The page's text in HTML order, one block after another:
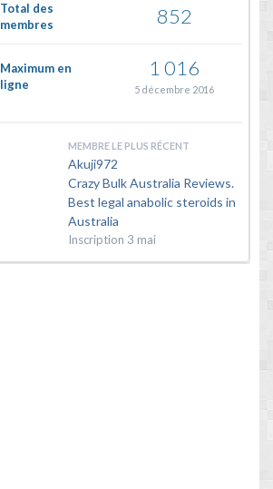
Total des
membres
852
Maximum en
ligne
1 016
5 décembre 2016
MEMBRE LE PLUS RÉCENT
Akuji972
Crazy Bulk Australia Reviews.
Best legal anabolic steroids in
Australia
Inscription 3 mai